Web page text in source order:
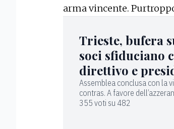
arma vincente.
Trieste, bufera
soci sfiduciano
direttivo e
Assemblea conclusa con la
contras. A favore
355 voti su 482